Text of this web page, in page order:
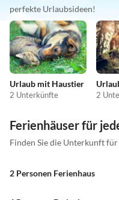
perfekte Urlaubsideen!
Urlaub mit Haustier
2 Unterkünfte 2
Ferienhäuser für
Finden Sie die Unterkunft
2 Personen Ferienhaus